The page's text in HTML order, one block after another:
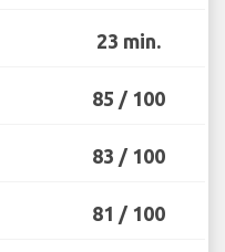
23 min.
85 / 100
83 / 100
81 / 100